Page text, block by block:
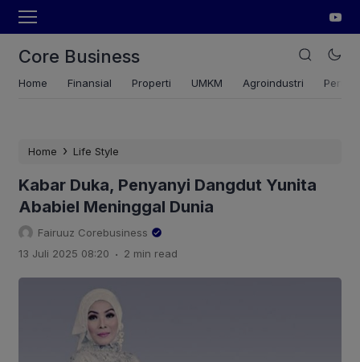
Core Business
Home Finansial Properti UMKM Agroindustri
Home › Life Style
Kabar Duka, Penyanyi Dangdut Yunita
Ababiel Meninggal Dunia
Fairuuz Corebusiness
13 Juli 2025 08:20 . 2 min read